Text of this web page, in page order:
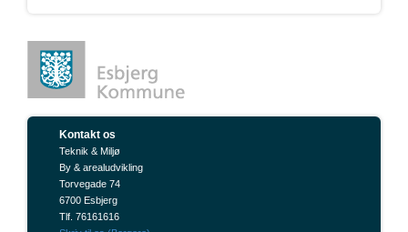
Kontakt os
Teknik & Miljø
By & arealudvikling
Torvegade 74
6700 Esbjerg
Tlf. 76161616